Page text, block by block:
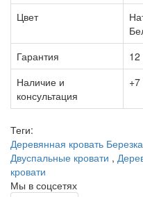
Цвет
Гарантия
Наличие и
консультация
Теги:
Деревянная кровать
Двуспальные кровати ,
кровати
Мы в соцсетях